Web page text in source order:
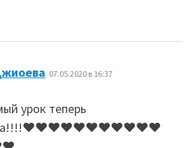
07.05.2020 в 16:37
урок теперь